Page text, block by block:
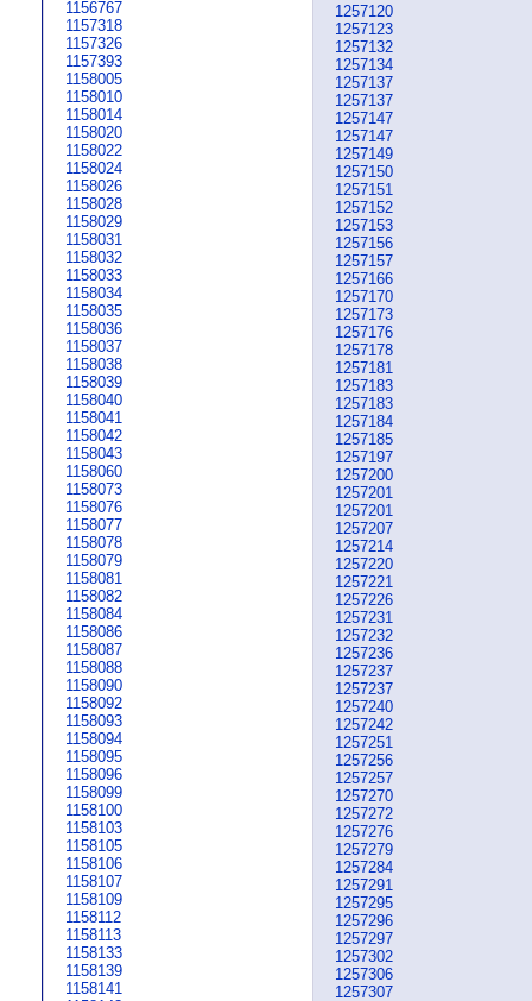
1156767
1157318
1157326
1157393
1158005
1158010
1158014
1158020
1158022
1158024
1158026
1158028
1158029
1158031
1158032
1158033
1158034
1158035
1158036
1158037
1158038
1158039
1158040
1158041
1158042
1158043
1158060
1158073
1158076
1158077
1158078
1158079
1158081
1158082
1158084
1158086
1158087
1158088
1158090
1158092
1158093
1158094
1158095
1158096
1158099
1158100
1158103
1158105
1158106
1158107
1158109
1158112
1158113
1158133
1158139
1158141
1257120
1257123
1257132
1257134
1257137
1257137
1257147
1257147
1257149
1257150
1257151
1257152
1257153
1257156
1257157
1257166
1257170
1257173
1257176
1257178
1257181
1257183
1257183
1257184
1257185
1257197
1257200
1257201
1257201
1257207
1257214
1257220
1257221
1257226
1257231
1257232
1257236
1257237
1257237
1257240
1257242
1257251
1257256
1257257
1257270
1257272
1257276
1257279
1257284
1257291
1257295
1257296
1257297
1257302
1257306
1257307